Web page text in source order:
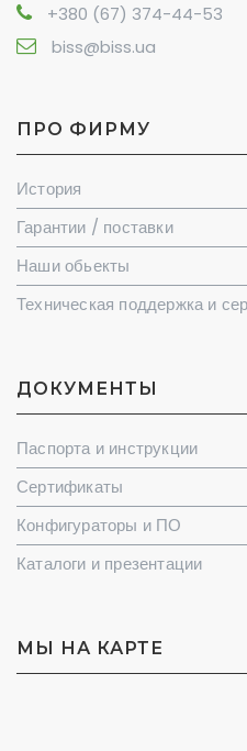
+380 (67) 374-44-53
biss@biss.ua
ПРО ФИРМУ
История
Гарантии / поставки
Наши обьекты
Техническая поддержка и
ДОКУМЕНТЫ
Паспорта и инструкции
Сертификаты
Конфигураторы и ПО
Каталоги и презентации
МЫ НА КАРТЕ